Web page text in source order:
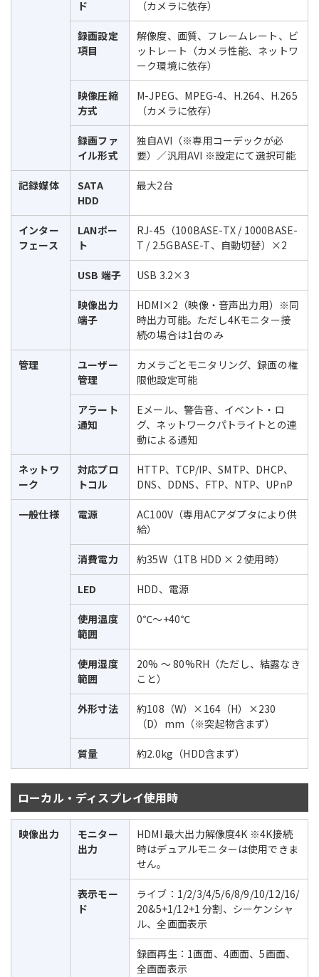
ド （カメラに依存）
録画設定
項目
解像度、画質、フレームレート、ビ
ットレート（カメラ性能、ネットワ
ーク環境に依存）
映像圧縮
方式
M-JPEG、MPEG-4、H.264、H.265
（カメラに依存）
録画ファ
イル形式
独自AVI（※専用コーデックが必
要）／汎用AVI ※設定にて選択可能
記録媒体
SATA
HDD
最大2台
インター
フェース
LANポー
ト
RJ-45（100BASE-TX / 1000BASE-
T / 2.5GBASE-T、自動切替）×2
USB 端子 USB 3.2×3
映像出力
端子
HDMI×2（映像・音声出力用）※同
時出力可能。ただし4Kモニター接
続の場合は1台のみ
管理
ユーザー
管理
カメラごとモニタリング、録画の権
限他設定可能
アラート
通知
Eメール、警告音、イベント・ロ
グ、ネットワークパトライトとの連
動による通知
ネットワ
ーク
対応プロ
トコル
HTTP、TCP/IP、SMTP、DHCP、
DNS、DDNS、FTP、NTP、UPnP
一般仕様 電源
AC100V（専用ACアダプタにより供
給）
消費電力 約35W（1TB HDD × 2 使用時）
LED HDD、電源
使用温度
範囲
0℃～+40℃
使用湿度
範囲
20% ～ 80%RH（ただし、結露なき
こと）
外形寸法
約108（W）×164（H）×230
（D）mm（※突起物含まず）
質量 約2.0kg（HDD含まず）
ローカル・ディスプレイ使用時
映像出力
モニター
出力
HDMI 最大出力解像度4K ※4K接続
時はデュアルモニターは使用できま
せん。
表示モー
ド
ライブ：1/2/3/4/5/6/8/9/10/12/16/
20&5+1/12+1 分割、シーケンシャ
ル、全画面表示
録画再生：1画面、4画面、5画面、
全画面表示